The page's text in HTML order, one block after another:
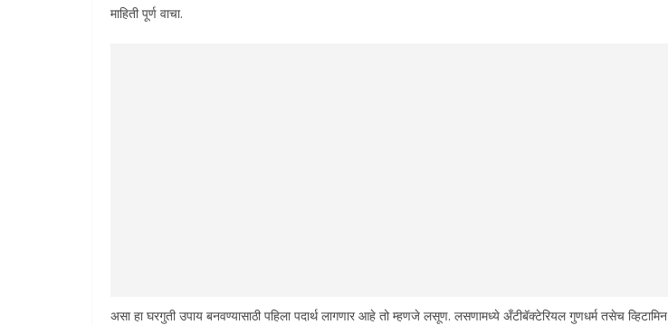
माहिती पूर्ण वाचा.
असा हा घरगुती उपाय बनवण्यासाठी पहिला पदार्थ लागणार आहे तो म्हणजे लसूण. लसणामध्ये अँटीबॅक्टेरियल गुणधर्म तसेच व्हिटामिन